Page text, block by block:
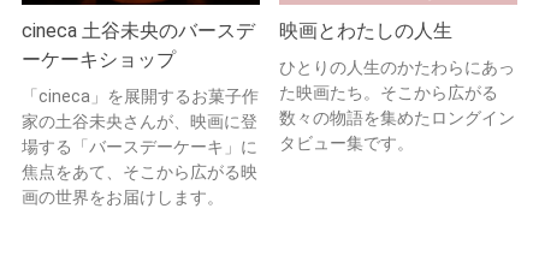
cineca 土谷未央のバースデ
ーケーキショップ
「cineca」を展開するお菓子作
家の土谷未央さんが、映画に登
場する「バースデーケーキ」に
焦点をあて、そこから広がる映
画の世界をお届けします。
映画とわたしの人生
ひとりの人生のかたわらにあっ
た映画たち。そこから広がる
数々の物語を集めたロングイン
タビュー集です。